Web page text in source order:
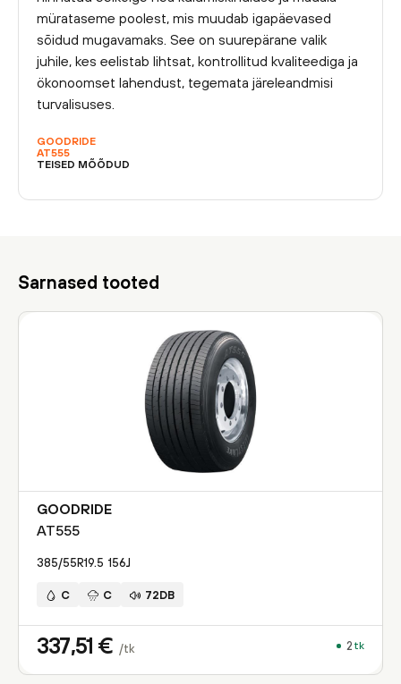
mürataseme poolest, mis muudab igapäevased
sõidud mugavamaks. See on suurepärane valik
juhile, kes eelistab lihtsat, kontrollitud kvaliteediga ja
ökonoomset lahendust, tegemata järeleandmisi
turvalisuses.
GOODRIDE
AT555
TEISED MÕÕDUD
Sarnased tooted
GOODRIDE
AT555
385/55R19.5 156J
C C 72DB
337,51 € /tk 2 tk